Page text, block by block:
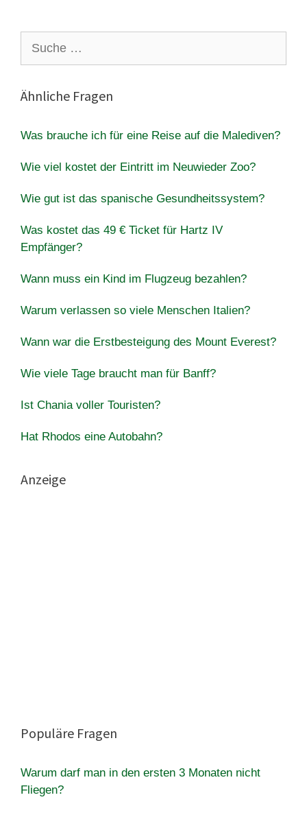
nach:
Ähnliche Fragen
Was brauche ich für eine Reise auf die Malediven?
Wie viel kostet der Eintritt im Neuwieder Zoo?
Wie gut ist das spanische Gesundheitssystem?
Was kostet das 49 € Ticket für Hartz IV
Empfänger?
Wann muss ein Kind im Flugzeug bezahlen?
Warum verlassen so viele Menschen Italien?
Wann war die Erstbesteigung des Mount Everest?
Wie viele Tage braucht man für Banff?
Ist Chania voller Touristen?
Hat Rhodos eine Autobahn?
Anzeige
Populäre Fragen
Warum darf man in den ersten 3 Monaten nicht
Fliegen?